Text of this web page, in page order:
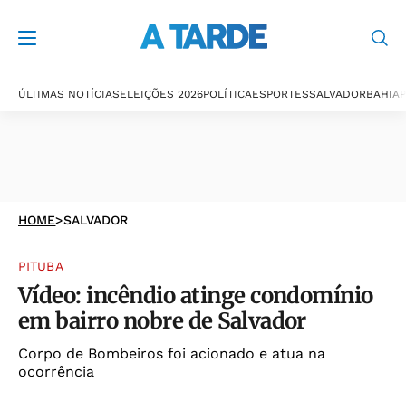
ÚLTIMAS NOTÍCIASELEIÇÕES 2026POLÍTICAESPORTESSALVADORBAHIA
HOME>SALVADOR
PITUBA
Vídeo: incêndio atinge condomínio
em bairro nobre de Salvador
Corpo de Bombeiros foi acionado e atua na
ocorrência